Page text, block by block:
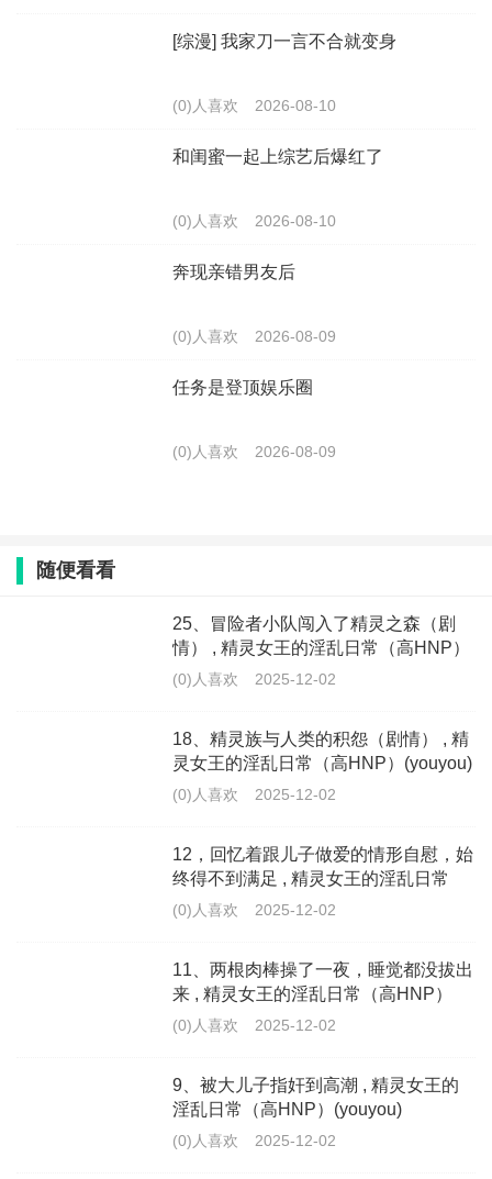
[综漫] 我家刀一言不合就变身
(0)人喜欢 2026-08-10
和闺蜜一起上综艺后爆红了
(0)人喜欢 2026-08-10
奔现亲错男友后
(0)人喜欢 2026-08-09
任务是登顶娱乐圈
(0)人喜欢 2026-08-09
随便看看
25、冒险者小队闯入了精灵之森（剧
情） , 精灵女王的淫乱日常（高HNP）
(youyou)
(0)人喜欢 2025-12-02
18、精灵族与人类的积怨（剧情） , 精
灵女王的淫乱日常（高HNP）(youyou)
(0)人喜欢 2025-12-02
12，回忆着跟儿子做爱的情形自慰，始
终得不到满足 , 精灵女王的淫乱日常
（高HNP）(youyou)
(0)人喜欢 2025-12-02
11、两根肉棒操了一夜，睡觉都没拔出
来 , 精灵女王的淫乱日常（高HNP）
(youyou)
(0)人喜欢 2025-12-02
9、被大儿子指奸到高潮 , 精灵女王的
淫乱日常（高HNP）(youyou)
(0)人喜欢 2025-12-02